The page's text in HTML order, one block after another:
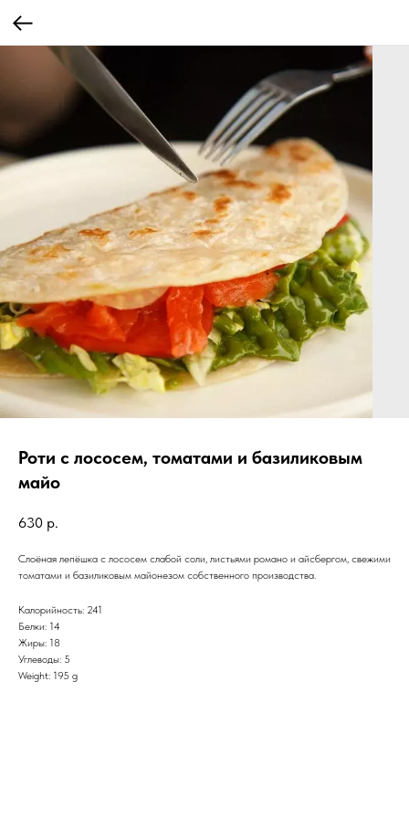
Роти с лососем, томатами и базиликовым
майо
630 р.
Слоёная лепёшка с лососем слабой соли, листьями романо и айсбергом, свежими
томатами и базиликовым майонезом собственного производства.
Калорийность: 241
Белки: 14
Жиры: 18
Углеводы: 5
Weight: 195 g